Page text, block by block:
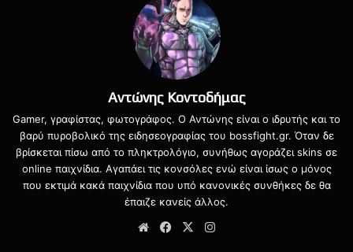
Το The Legend of Zelda: Breath of the Wild 2 αναμένεται
να κυκλοφορήσει στις αποκλειστικά για το Nintendo
Αντώνης Κοντοδήμας
Gamer, γραφίστας, φωτογράφος. Ο Αντώνης είναι ο ιδρυτής και το
βαρύ πυροβολικό της ειδησεογραφίας του bossfight.gr. Όταν δε
βρίσκεται πίσω από το πληκτρολόγιο, συνήθως αγοράζει skins σε
online παιχνίδια. Αγαπάει τις κονσόλες ενώ είναι ίσως ο μόνος
που εκτιμά κακά παιχνίδια που υπό κανονικές συνθήκες δε θα
έπαιζε κανείς άλλος.
WebsiteFacebook
X